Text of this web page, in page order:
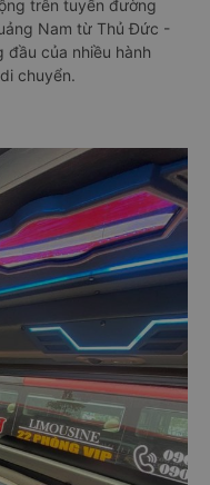
trên tuyến đường
Nam từ Thủ Đức -
đầu của nhiều hành
chuyển.